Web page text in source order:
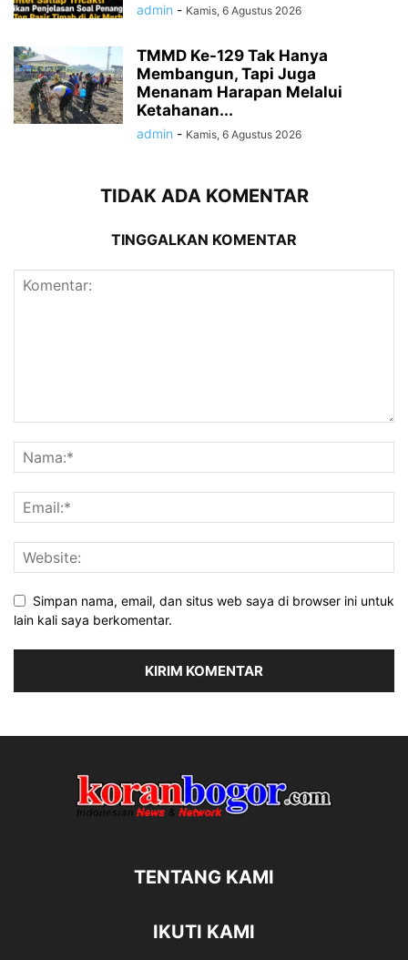
admin - Kamis, 6 Agustus 2026
TMMD Ke-129 Tak Hanya
Membangun, Tapi Juga
Menanam Harapan Melalui
Ketahanan...
admin - Kamis, 6 Agustus 2026
TIDAK ADA KOMENTAR
TINGGALKAN KOMENTAR
Simpan nama, email, dan situs web saya di browser ini untuk
lain kali saya berkomentar.
TENTANG KAMI
IKUTI KAMI